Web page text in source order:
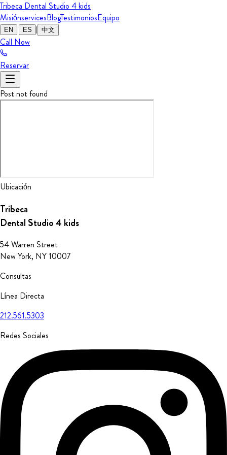
Tribeca Dental Studio 4 kids
MisiónservicesBlogTestimoniosEquipo
EN | ES | 中文
Call Now
Reservar
Post not found
Ubicación
Tribeca
Dental Studio 4 kids
54 Warren Street
New York, NY 10007
Consultas
Línea Directa
212.561.5303
Redes Sociales